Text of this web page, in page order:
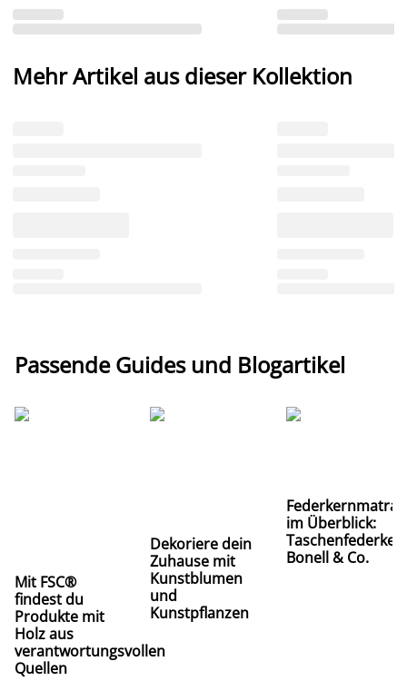
Mehr Artikel aus dieser Kollektion
Passende Guides und Blogartikel
Mit FSC®
findest du
Produkte mit
Holz aus
verantwortungsvollen
Quellen
Dekoriere dein
Zuhause mit
Kunstblumen
und
Kunstpflanzen
im Überblick:
Bonell & Co.